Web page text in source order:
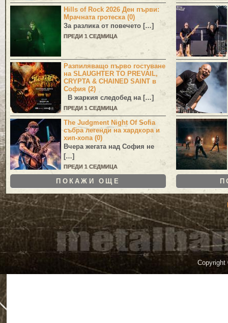
Hills of Rock 2026 Ден първи:
Мрачната гротеска (0)
За разлика от повечето […]
ПРЕДИ 1 СЕДМИЦА
Разпиляващо първо гостуване
на SLAUGHTER TO PREVAIL,
CRYPTA & CHAINED SAINT в
София (2)
В жаркия следобед на […]
ПРЕДИ 1 СЕДМИЦА
The Judgment Night Of Sofia
събра легенди на хардкора и
хип-хопа (0)
Вчера жегата над София не
[…]
ПРЕДИ 1 СЕДМИЦА
ПОКАЖИ ОЩЕ